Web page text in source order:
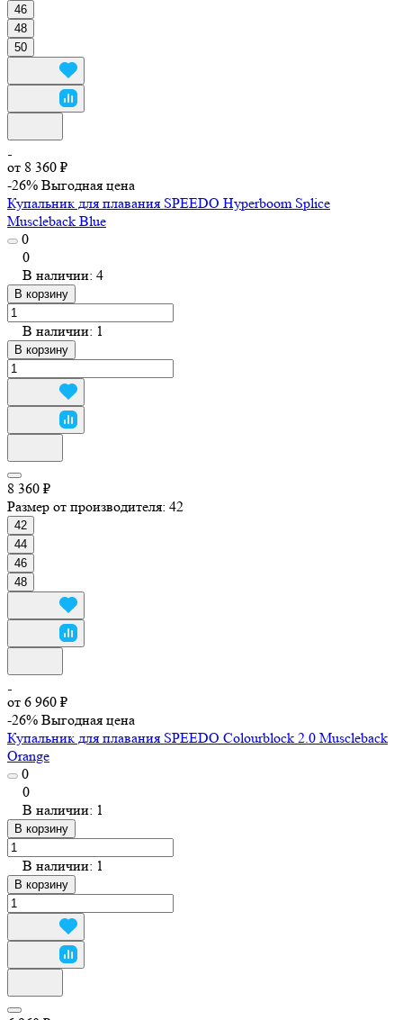
46
48
50
от 8 360 ₽
-26% Выгодная цена
Купальник для плавания SPEEDO Hyperboom Splice
Muscleback Blue
0
0
В наличии: 4
В корзину
В наличии: 1
В корзину
8 360 ₽
Размер от производителя: 42
42
44
46
48
от 6 960 ₽
-26% Выгодная цена
Купальник для плавания SPEEDO Colourblock 2.0 Muscleback
Orange
0
0
В наличии: 1
В корзину
В наличии: 1
В корзину